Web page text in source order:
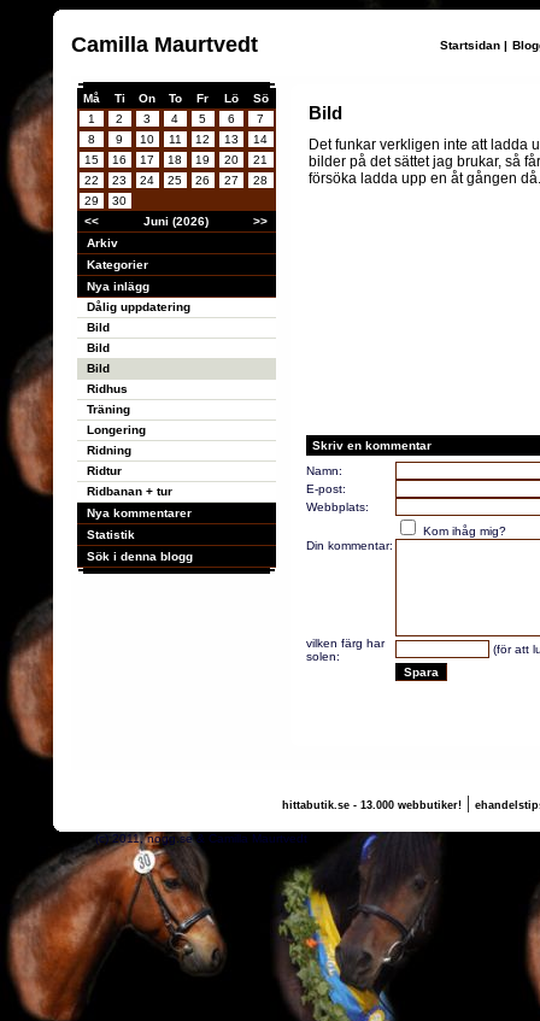
Camilla Maurtvedt Startsidan |
Må Ti On To Fr Lö
Sö
1
2 3 4 5 6
7
8
9 10 11 12 13
14
15
16 17 18 19 20
21
22
23 24 25 26 27
28
29
30
<<
Juni (2026)
>>
Arkiv
Kategorier
Nya inlägg
Dålig uppdatering
Bild
Bild
Bild
Ridhus
Träning
Longering
Ridning
Ridtur
Ridbanan + tur
Nya kommentarer
Statistik
Sök i denna blogg
Bild
Det funkar verkligen inte att ladda
bilder på det sättet jag brukar, så får
försöka ladda upp en åt gången
Skriv en kommentar
Namn:
E-post:
Webbplats:
Kom ihåg mig?
Din kommentar:
vilken färg har
solen:
(för att
hittabutik.se - 13.000 webbutiker!|
(c) 2011, nogg.se & Camilla Maurtvedt